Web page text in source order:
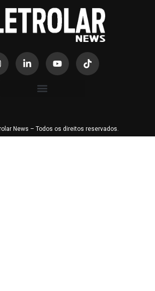
News – Todos os direitos reservados.